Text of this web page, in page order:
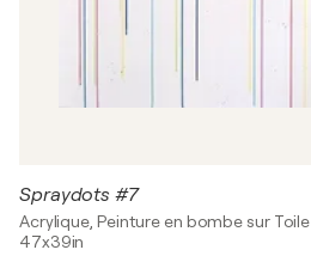
Spraydots #7
Acrylique, Peinture en bombe sur Toile
47x39in